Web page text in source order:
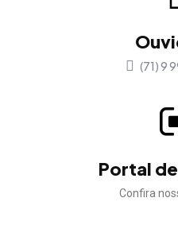
(71) 9
Portal
Confira